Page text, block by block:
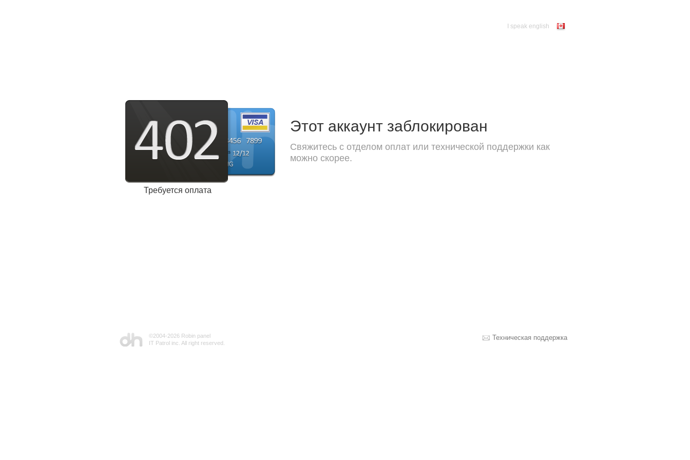
I speak english
Требуется оплата
Этот аккаунт заблокирован
Свяжитесь с отделом оплат или технической поддержки как
можно скорее.
Техническая поддержка
©2004-2026 Robin panel
IT Patrol inc. All right reserved.